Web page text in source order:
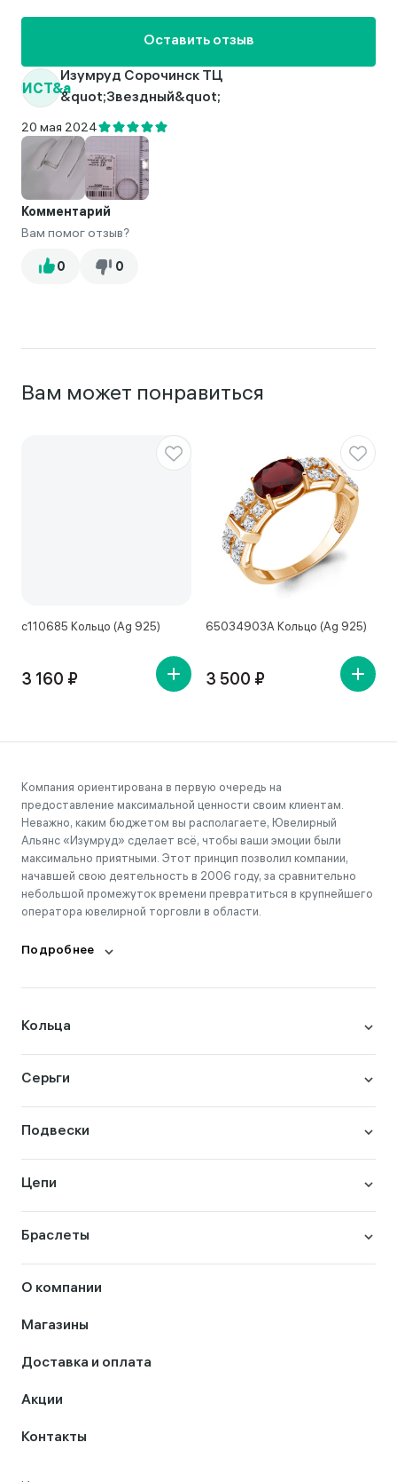
ИСТ&a
Изумруд Сорочинск ТЦ
&quot;Звездный&quot;
20 мая 2024
Комментарий
Вам помог отзыв?
Оставить отзыв
Вам может понравиться
с110685 Кольцо (Ag 925)
3 160 ₽
65034903А Кольцо (Ag 925)
3 500 ₽
Компания ориентирована в первую очередь на
предоставление максимальной ценности своим клиентам.
Неважно, каким бюджетом вы располагаете, Ювелирный
Альянс «Изумруд» сделает всё, чтобы ваши эмоции были
максимально приятными. Этот принцип позволил компании,
начавшей свою деятельность в 2006 году, за сравнительно
небольшой промежуток времени превратиться в крупнейшего
оператора ювелирной торговли в области.
Подробнее
Кольца
Серьги
Подвески
Цепи
Браслеты
О компании
Магазины
Доставка и оплата
Акции
Контакты